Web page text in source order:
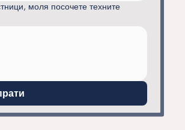
моля посочете техните